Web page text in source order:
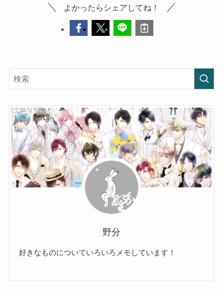
よかったらシェアしてね！
野分
好きなものについていろいろメモしています！